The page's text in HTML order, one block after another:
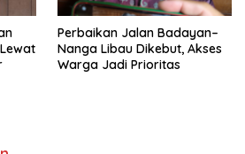
Perbaikan Jalan Badayan–
Nanga Libau Dikebut, Akses
Warga Jadi Prioritas